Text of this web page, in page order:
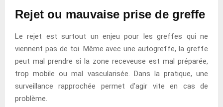
Rejet ou mauvaise prise de greffe
Le rejet est surtout un enjeu pour les greffes qui ne
viennent pas de toi. Même avec une autogreffe, la greffe
peut mal prendre si la zone receveuse est mal préparée,
trop mobile ou mal vascularisée. Dans la pratique, une
surveillance rapprochée permet d’agir vite en cas de
problème.